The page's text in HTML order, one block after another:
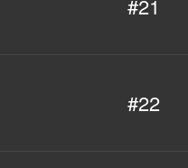
#21
#22